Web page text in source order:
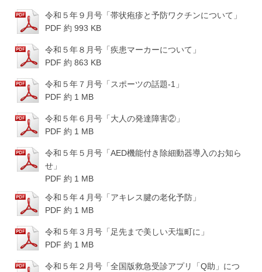
令和５年９月号「帯状疱疹と予防ワクチンについて」
PDF 約 993 KB
令和５年８月号「疾患マーカーについて」
PDF 約 863 KB
令和５年７月号「スポーツの話題-1」
PDF 約 1 MB
令和５年６月号「大人の発達障害②」
PDF 約 1 MB
令和５年５月号「AED機能付き除細動器導入のお知ら
せ」
PDF 約 1 MB
令和５年４月号「アキレス腱の老化予防」
PDF 約 1 MB
令和５年３月号「足先まで美しい天塩町に」
PDF 約 1 MB
令和５年２月号「全国版救急受診アプリ「Q助」につ